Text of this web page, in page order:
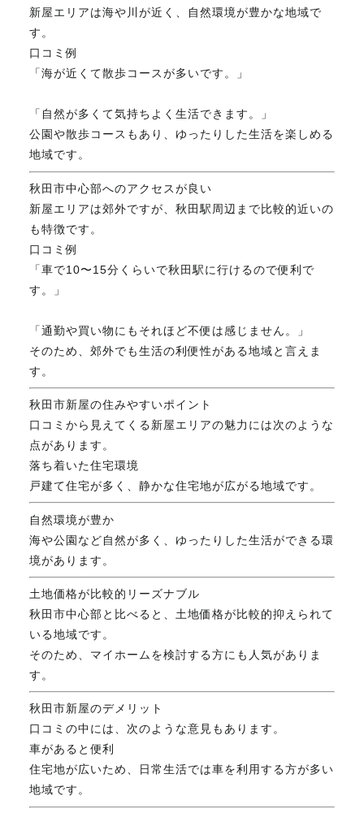
新屋エリアは海や川が近く、自然環境が豊かな地域で
す。
口コミ例
「海が近くて散歩コースが多いです。」
「自然が多くて気持ちよく生活できます。」
公園や散歩コースもあり、ゆったりした生活を楽しめる
地域です。
秋田市中心部へのアクセスが良い
新屋エリアは郊外ですが、秋田駅周辺まで比較的近いの
も特徴です。
口コミ例
「車で10〜15分くらいで秋田駅に行けるので便利で
す。」
「通勤や買い物にもそれほど不便は感じません。」
そのため、郊外でも生活の利便性がある地域と言えま
す。
秋田市新屋の住みやすいポイント
口コミから見えてくる新屋エリアの魅力には次のような
点があります。
落ち着いた住宅環境
戸建て住宅が多く、静かな住宅地が広がる地域です。
自然環境が豊か
海や公園など自然が多く、ゆったりした生活ができる環
境があります。
土地価格が比較的リーズナブル
秋田市中心部と比べると、土地価格が比較的抑えられて
いる地域です。
そのため、マイホームを検討する方にも人気がありま
す。
秋田市新屋のデメリット
口コミの中には、次のような意見もあります。
車があると便利
住宅地が広いため、日常生活では車を利用する方が多い
地域です。